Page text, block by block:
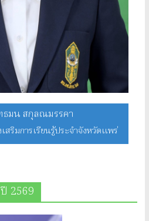
ธมน สกุลณมรรคา
สริมการเรียนรู้ประจำจังหวัดแพร่
2569